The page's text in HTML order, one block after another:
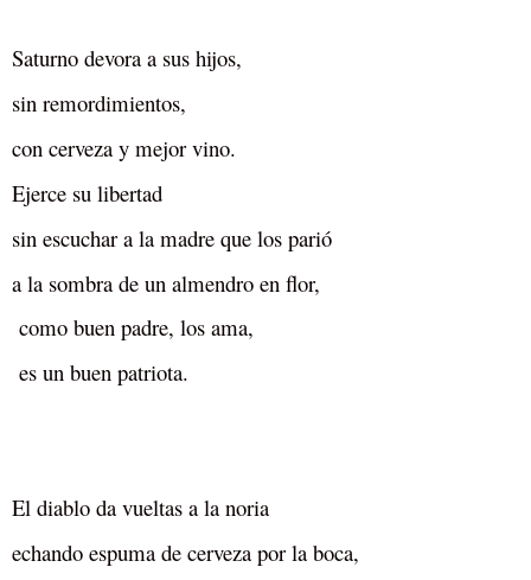
Saturno devora a sus hijos,
sin remordimientos,
con cerveza y mejor vino.
Ejerce su libertad
sin escuchar a la madre que los parió
a la sombra de un almendro en flor,
como buen padre, los ama,
es un buen patriota.
El diablo da vueltas a la noria
echando espuma de cerveza por la boca,